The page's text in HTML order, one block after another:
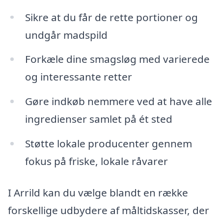
Sikre at du får de rette portioner og
undgår madspild
Forkæle dine smagsløg med varierede
og interessante retter
Gøre indkøb nemmere ved at have alle
ingredienser samlet på ét sted
Støtte lokale producenter gennem
fokus på friske, lokale råvarer
I Arrild kan du vælge blandt en række
forskellige udbydere af måltidskasser, der